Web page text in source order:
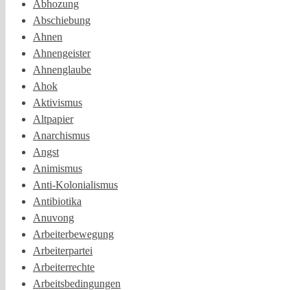
Abhozung
Abschiebung
Ahnen
Ahnengeister
Ahnenglaube
Ahok
Aktivismus
Altpapier
Anarchismus
Angst
Animismus
Anti-Kolonialismus
Antibiotika
Anuvong
Arbeiterbewegung
Arbeiterpartei
Arbeiterrechte
Arbeitsbedingungen